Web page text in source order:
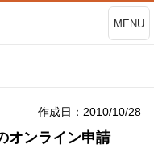
MENU
作成日：2010/10/28
オンライン申請